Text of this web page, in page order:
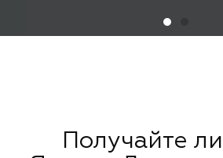
Получайте